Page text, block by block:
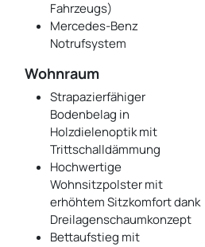
Fahrzeugs)
Mercedes-Benz
Notrufsystem
Wohnraum
Strapazierfähiger
Bodenbelag in
Holzdielenoptik mit
Trittschalldämmung
Hochwertige
Wohnsitzpolster mit
erhöhtem Sitzkomfort dank
Dreilagenschaumkonzept
Bettaufstieg mit